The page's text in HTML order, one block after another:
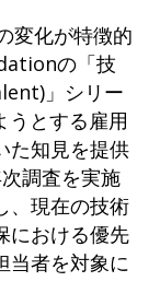
変化が特徴的
の「技
」シリー
うとする雇用
た知見を提供
調査を実施
、現在の技術
における優先
当者を対象に